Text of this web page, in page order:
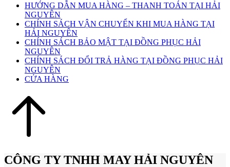
HƯỚNG DẪN MUA HÀNG – THANH TOÁN TẠI HẢI
NGUYÊN
CHÍNH SÁCH VẬN CHUYỂN KHI MUA HÀNG TẠI
HẢI NGUYÊN
CHÍNH SÁCH BẢO MẬT TẠI ĐỒNG PHỤC HẢI
NGUYÊN
CHÍNH SÁCH ĐỔI TRẢ HÀNG TẠI ĐỒNG PHỤC HẢI
NGUYÊN
CỬA HÀNG
CÔNG TY TNHH MAY HẢI NGUYÊN